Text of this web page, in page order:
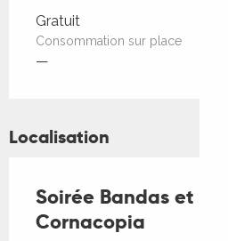
Tarifs 2026
Gratuit
Consommation sur place
—
Localisation
Soirée Bandas et Top
Cornacopia